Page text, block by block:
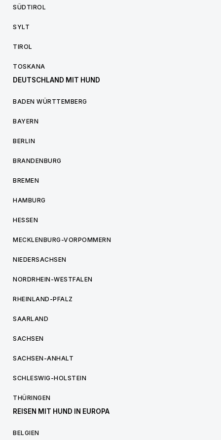
SÜDTIROL
SYLT
TIROL
TOSKANA
DEUTSCHLAND MIT HUND
BADEN WÜRTTEMBERG
BAYERN
BERLIN
BRANDENBURG
BREMEN
HAMBURG
HESSEN
MECKLENBURG-VORPOMMERN
NIEDERSACHSEN
NORDRHEIN-WESTFALEN
RHEINLAND-PFALZ
SAARLAND
SACHSEN
SACHSEN-ANHALT
SCHLESWIG-HOLSTEIN
THÜRINGEN
REISEN MIT HUND IN EUROPA
BELGIEN